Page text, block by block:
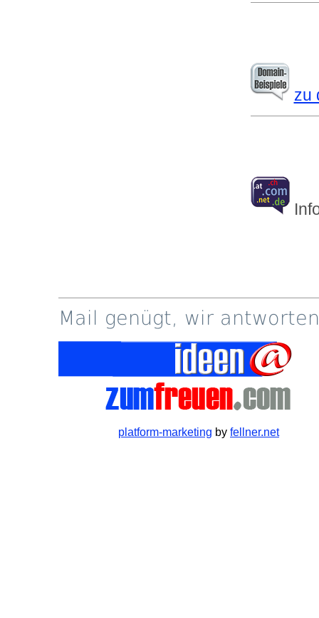
zu
Mail genügt, wir
platform-marketing by fellner.net